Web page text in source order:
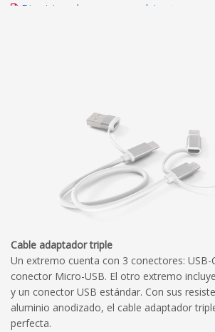
Directrices de marca completas
Cable adaptador triple
Un extremo cuenta con 3 conectores: USB-
conector Micro-USB. El otro extremo
y un conector USB estándar. Con sus
aluminio anodizado, el cable adaptador
perfecta.